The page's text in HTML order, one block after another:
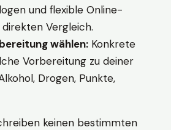
und flexible Online-
Vergleich.
wählen: Konkrete
Vorbereitung zu deiner
Drogen, Punkte,
keinen bestimmten